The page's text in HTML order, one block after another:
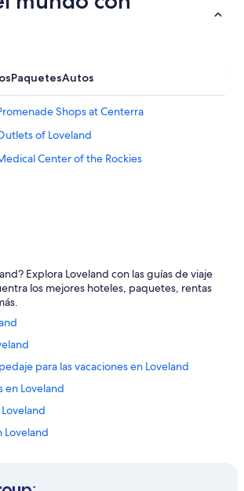
PaquetesAutos
Shops at Centerra
of Loveland
Center of the Rockies
Explora Loveland con las guías de viaje
los mejores hoteles, paquetes, rentas
para las vacaciones en Loveland
en Loveland
Loveland